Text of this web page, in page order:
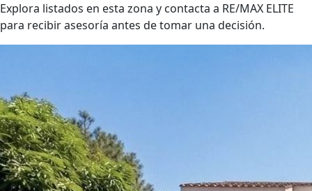
Explora listados en esta zona y contacta a RE/MAX ELITE
para recibir asesoría antes de tomar una decisión.